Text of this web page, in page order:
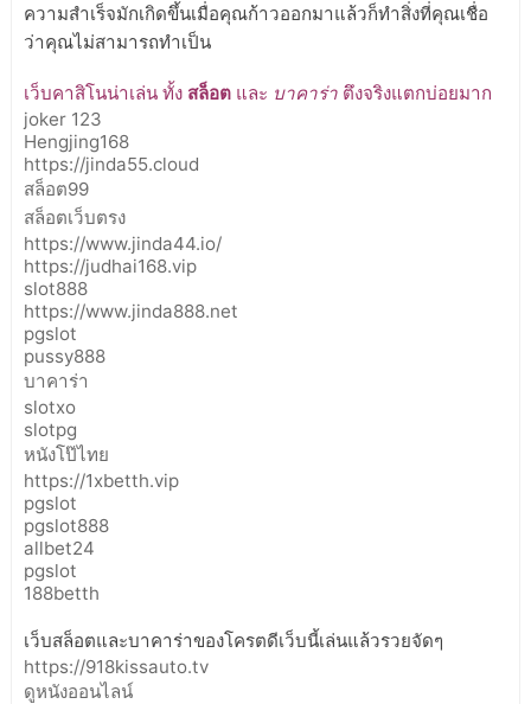
ความสำเร็จมักเกิดขึ้นเมื่อคุณก้าวออกมาแล้วก็ทำสิ่งที่คุณเชื่อ
ว่าคุณไม่สามารถทำเป็น
เว็บคาสิโนน่าเล่น ทั้ง สล็อตและ บาคาร่าตึงจริงแตกบ่อยมาก
joker 123
Hengjing168
https://jinda55.cloud
สล็อต99
สล็อตเว็บตรง
https://www.jinda44.io/
https://judhai168.vip
slot888
https://www.jinda888.net
pgslot
pussy888
บาคาร่า
slotxo
slotpg
หนังโป๊ไทย
https://1xbetth.vip
pgslot
pgslot888
allbet24
pgslot
188betth
เว็บสล็อตและบาคาร่าของโครตดีเว็บนี้เล่นแล้วรวยจัดๆ
https://918kissauto.tv
ดูหนังออนไลน์